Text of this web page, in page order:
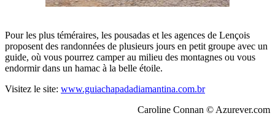
Pour les plus téméraires, les pousadas et les agences de Lençois
proposent des randonnées de plusieurs jours en petit groupe avec un
guide, où vous pourrez camper au milieu des montagnes ou vous
endormir dans un hamac à la belle étoile.
Visitez le site: www.guiachapadadiamantina.com.br
Caroline Connan © Azurever.com